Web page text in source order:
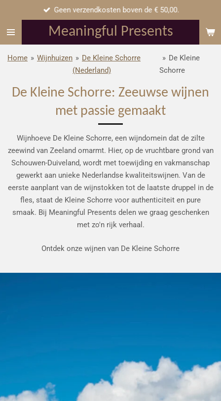
naar
hoofdinhoud
Meaningful Presents
Geen verzendkosten boven de € 50,00.
Home » Wijnhuizen » De Kleine Schorre
(Nederland)
» De Kleine
Schorre
De Kleine Schorre: Zeeuwse wijnen
met passie gemaakt
Wijnhoeve De Kleine Schorre, een wijndomein dat de zilte
zeewind van Zeeland omarmt. Hier, op de vruchtbare grond van
Schouwen-Duiveland, wordt met toewijding en vakmanschap
gewerkt aan unieke Nederlandse kwaliteitswijnen. Van de
eerste aanplant van de wijnstokken tot de laatste druppel in de
fles, staat de Kleine Schorre voor authenticiteit en pure
smaak. Bij Meaningful Presents delen we graag geschenken
met zo'n rijk verhaal.
Ontdek onze wijnen van De Kleine Schorre